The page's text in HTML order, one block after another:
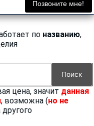
Позвоните мне!
по названию,
Поиск
цена, значит данная
, возможна (но не
другого